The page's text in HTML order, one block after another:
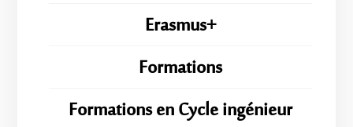
Erasmus+
Formations
Formations en Cycle ingénieur